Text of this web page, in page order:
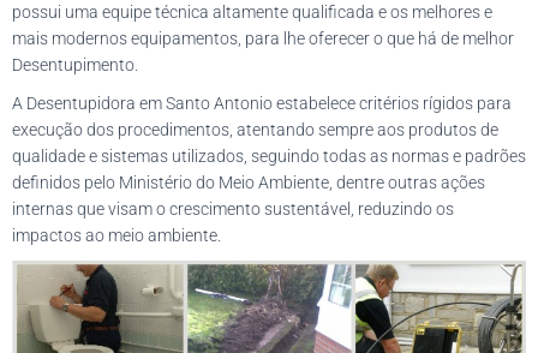
possui uma equipe técnica altamente qualificada e os melhores e
mais modernos equipamentos, para lhe oferecer o que há de melhor
Desentupimento.
A Desentupidora em Santo Antonio estabelece critérios rígidos para
execução dos procedimentos, atentando sempre aos produtos de
qualidade e sistemas utilizados, seguindo todas as normas e padrões
definidos pelo Ministério do Meio Ambiente, dentre outras ações
internas que visam o crescimento sustentável, reduzindo os
impactos ao meio ambiente.